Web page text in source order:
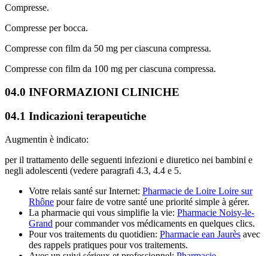
Compresse.
Compresse per bocca.
Compresse con film da 50 mg per ciascuna compressa.
Compresse con film da 100 mg per ciascuna compressa.
04.0 INFORMAZIONI CLINICHE
04.1 Indicazioni terapeutiche
Augmentin è indicato:
per il trattamento delle seguenti infezioni e diuretico nei bambini e
negli adolescenti (vedere paragrafi 4.3, 4.4 e 5.
Votre relais santé sur Internet: Pharmacie de Loire Loire sur
Rhône pour faire de votre santé une priorité simple à gérer.
La pharmacie qui vous simplifie la vie: Pharmacie Noisy-le-
Grand pour commander vos médicaments en quelques clics.
Pour vos traitements du quotidien: Pharmacie ean Jaurès avec
des rappels pratiques pour vos traitements.